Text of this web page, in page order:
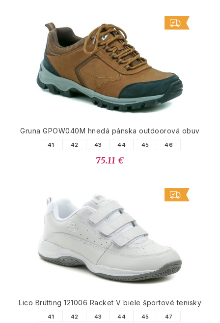
Gruna GPOW040M hnedá pánska outdoorová obuv
41 42 43 44 45 46
75.11 €
Lico Brütting 121006 Racket V biele športové tenisky
41 42 43 44 45 47